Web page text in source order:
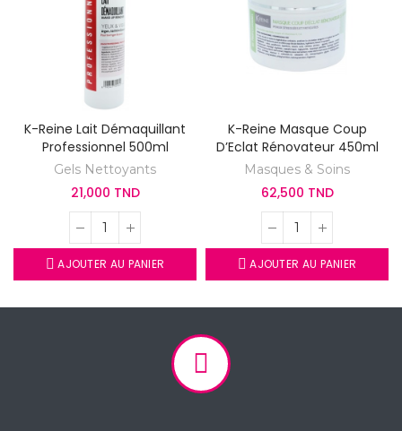
K-Reine Lait Démaquillant
Professionnel 500ml
Gels Nettoyants
21,000 TND
AJOUTER AU PANIER
K-Reine Masque Coup
D’Eclat Rénovateur 450ml
Masques & Soins
62,500 TND
AJOUTER AU PANIER